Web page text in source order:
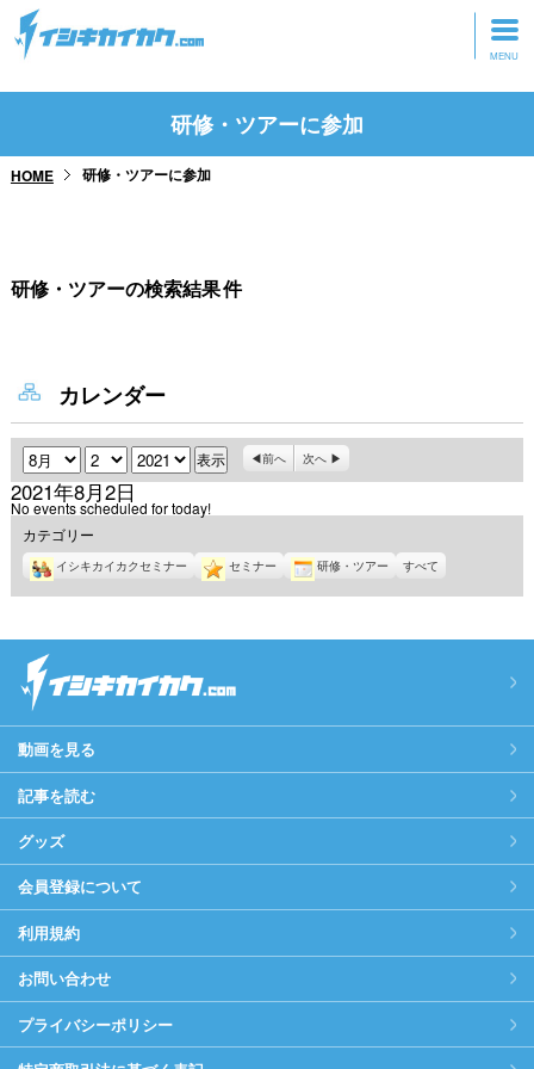
トップページ
研修・ツアーに参加
研修・ツアーに参加
HOME 研修・ツアーに参加
研修・ツアーの検索結果件
カレンダー
月 日 年 前へ 次へ
2021年8月2日
No events scheduled for today!
カテゴリー
イシキカイカクセミナー セミナー 研修・ツアー すべて
動画を見る
記事を読む
グッズ
会員登録について
利用規約
お問い合わせ
プライバシーポリシー